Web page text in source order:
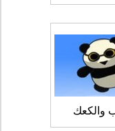
والكعك